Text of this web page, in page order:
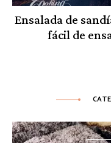
Ensalada de
fácil de